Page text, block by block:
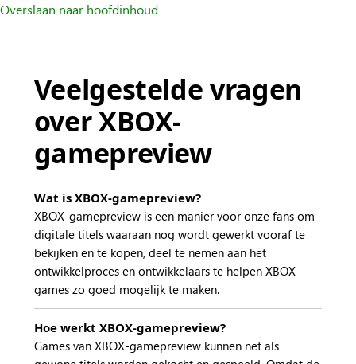
Overslaan naar hoofdinhoud
Veelgestelde vragen
over XBOX-
gamepreview
Wat is XBOX-gamepreview?
XBOX-gamepreview is een manier voor onze fans om
digitale titels waaraan nog wordt gewerkt vooraf te
bekijken en te kopen, deel te nemen aan het
ontwikkelproces en ontwikkelaars te helpen XBOX-
games zo goed mogelijk te maken.
Hoe werkt XBOX-gamepreview?
Games van XBOX-gamepreview kunnen net als